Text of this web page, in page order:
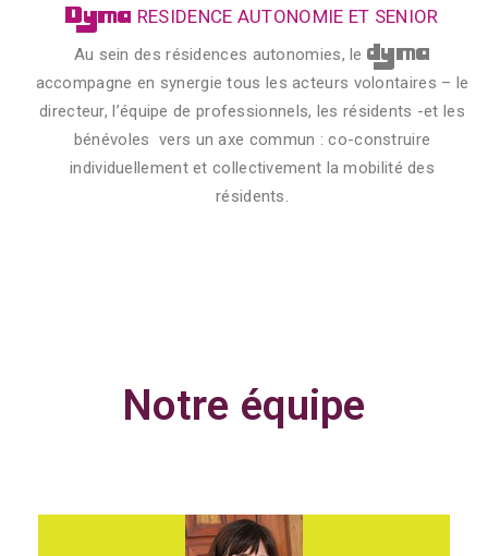
Dyma RESIDENCE AUTONOMIE ET SENIOR
Au sein des résidences autonomies, ledyma
accompagne en synergie tous les acteurs volontaires – le
directeur, l’équipe de professionnels, les résidents -et les
bénévoles vers un axe commun : co-construire
individuellement et collectivement la mobilité des
résidents.
Notre équipe